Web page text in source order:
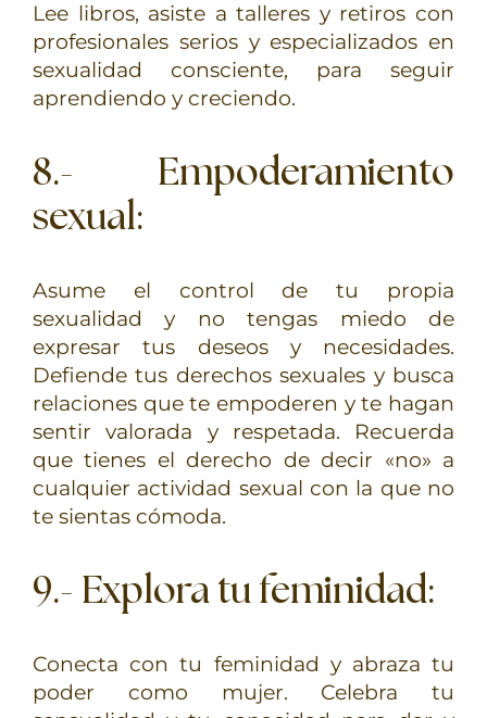
Lee libros, asiste a talleres y retiros con
profesionales serios y especializados en
sexualidad consciente, para seguir
aprendiendo y creciendo.
8.- Empoderamiento
sexual:
Asume el control de tu propia
sexualidad y no tengas miedo de
expresar tus deseos y necesidades.
Defiende tus derechos sexuales y busca
relaciones que te empoderen y te hagan
sentir valorada y respetada. Recuerda
que tienes el derecho de decir «no» a
cualquier actividad sexual con la que no
te sientas cómoda.
9.- Explora tu feminidad:
Conecta con tu feminidad y abraza tu
poder como mujer. Celebra tu